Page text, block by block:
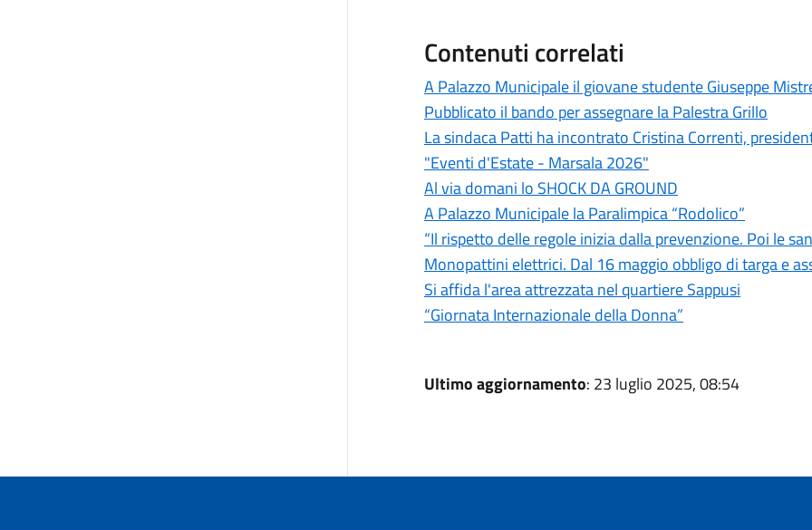
Contenuti correlati
A Palazzo Municipale il giovane studente Giuseppe
Pubblicato il bando per assegnare la Palestra Grillo
La sindaca Patti ha incontrato Cristina Correnti,
"Eventi d'Estate - Marsala 2026"
Al via domani lo SHOCK DA GROUND
A Palazzo Municipale la Paralimpica “Rodolico”
“Il rispetto delle regole inizia dalla prevenzione. Poi le
Monopattini elettrici. Dal 16 maggio obbligo di targa e
Si affida l'area attrezzata nel quartiere Sappusi
“Giornata Internazionale della Donna”
Ultimo aggiornamento: 23 luglio 2025, 08:54